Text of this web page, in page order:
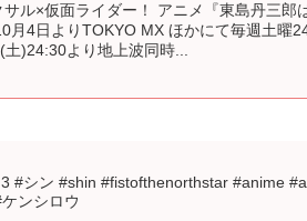
サル×仮面ライダー！ アニメ『東島丹三
月4日よりTOKYO MX ほかにて毎週土曜
)24:30より地上波同時...
#シン #shin #fistofthenorthstar #anime
ンシロウ